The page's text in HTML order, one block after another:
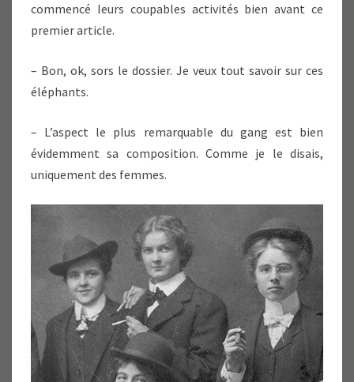
commencé leurs coupables activités bien avant ce
premier article.
– Bon, ok, sors le dossier. Je veux tout savoir sur ces
éléphants.
– L’aspect le plus remarquable du gang est bien
évidemment sa composition. Comme je le disais,
uniquement des femmes.